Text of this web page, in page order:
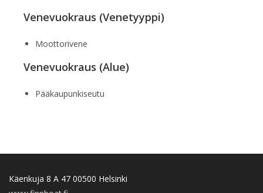
Venevuokraus (Venetyyppi)
Moottorivene
Venevuokraus (Alue)
Pääkaupunkiseutu
Käenkuja 8 A 47 00500 Helsinki